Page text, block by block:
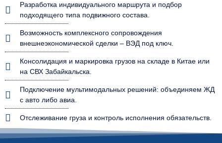
Разработка индивидуального маршрута и подбор
подходящего типа подвижного состава.
Возможность комплексного сопровождения
внешнеэкономической сделки – ВЭД под ключ.
Консолидация и маркировка грузов на складе в Китае или
на СВХ Забайкальска.
Подключение мультимодальных решений: объединяем ЖД
с авто либо авиа.
Отслеживание груза и контроль исполнения обязательств.